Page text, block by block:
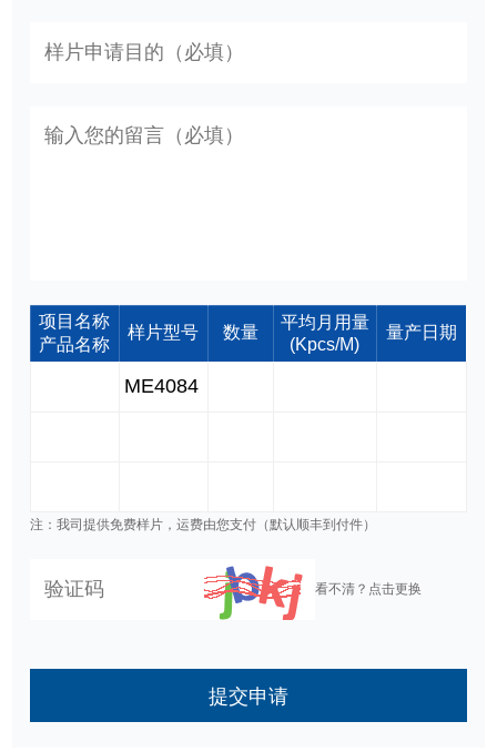
项目名称
产品名称
样片型号 数量
平均月用量
(Kpcs/M)
量产日期
注：我司提供免费样片，运费由您支付（默认顺丰到付件）
看不清？点击更换
提交申请